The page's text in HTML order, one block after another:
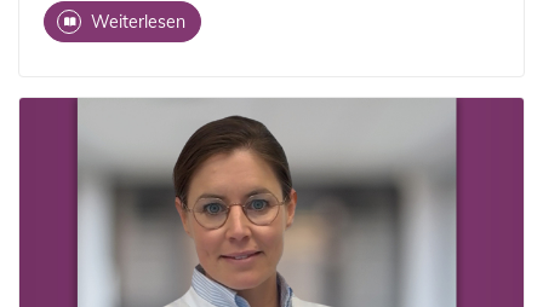
Weiterlesen